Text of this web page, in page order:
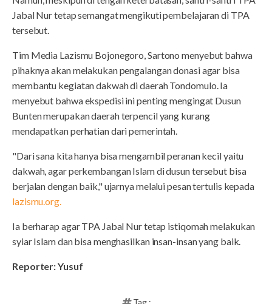
Jabal Nur tetap semangat mengikuti pembelajaran di TPA
tersebut.
Tim Media Lazismu Bojonegoro, Sartono menyebut bahwa
pihaknya akan melakukan pengalangan donasi agar bisa
membantu kegiatan dakwah di daerah Tondomulo. Ia
menyebut bahwa ekspedisi ini penting mengingat Dusun
Bunten merupakan daerah terpencil yang kurang
mendapatkan perhatian dari pemerintah.
"Dari sana kita hanya bisa mengambil peranan kecil yaitu
dakwah, agar perkembangan Islam di dusun tersebut bisa
berjalan dengan baik," ujarnya melalui pesan tertulis kepada
lazismu.org.
Ia berharap agar TPA Jabal Nur tetap istiqomah melakukan
syiar Islam dan bisa menghasilkan insan-insan yang baik.
Reporter: Yusuf
Tag :